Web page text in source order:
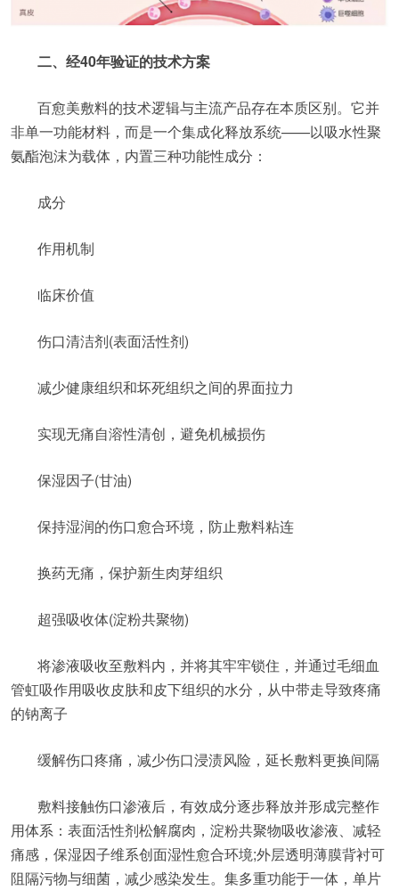
二、经40年验证的技术方案
百愈美敷料的技术逻辑与主流产品存在本质区别。它并
非单一功能材料，而是一个集成化释放系统——以吸水性聚
氨酯泡沫为载体，内置三种功能性成分：
成分
作用机制
临床价值
伤口清洁剂(表面活性剂)
减少健康组织和坏死组织之间的界面拉力
实现无痛自溶性清创，避免机械损伤
保湿因子(甘油)
保持湿润的伤口愈合环境，防止敷料粘连
换药无痛，保护新生肉芽组织
超强吸收体(淀粉共聚物)
将渗液吸收至敷料内，并将其牢牢锁住，并通过毛细血
管虹吸作用吸收皮肤和皮下组织的水分，从中带走导致疼痛
的钠离子
缓解伤口疼痛，减少伤口浸渍风险，延长敷料更换间隔
敷料接触伤口渗液后，有效成分逐步释放并形成完整作
用体系：表面活性剂松解腐肉，淀粉共聚物吸收渗液、减轻
痛感，保湿因子维系创面湿性愈合环境;外层透明薄膜背衬可
阻隔污物与细菌，减少感染发生。集多重功能于一体，单片